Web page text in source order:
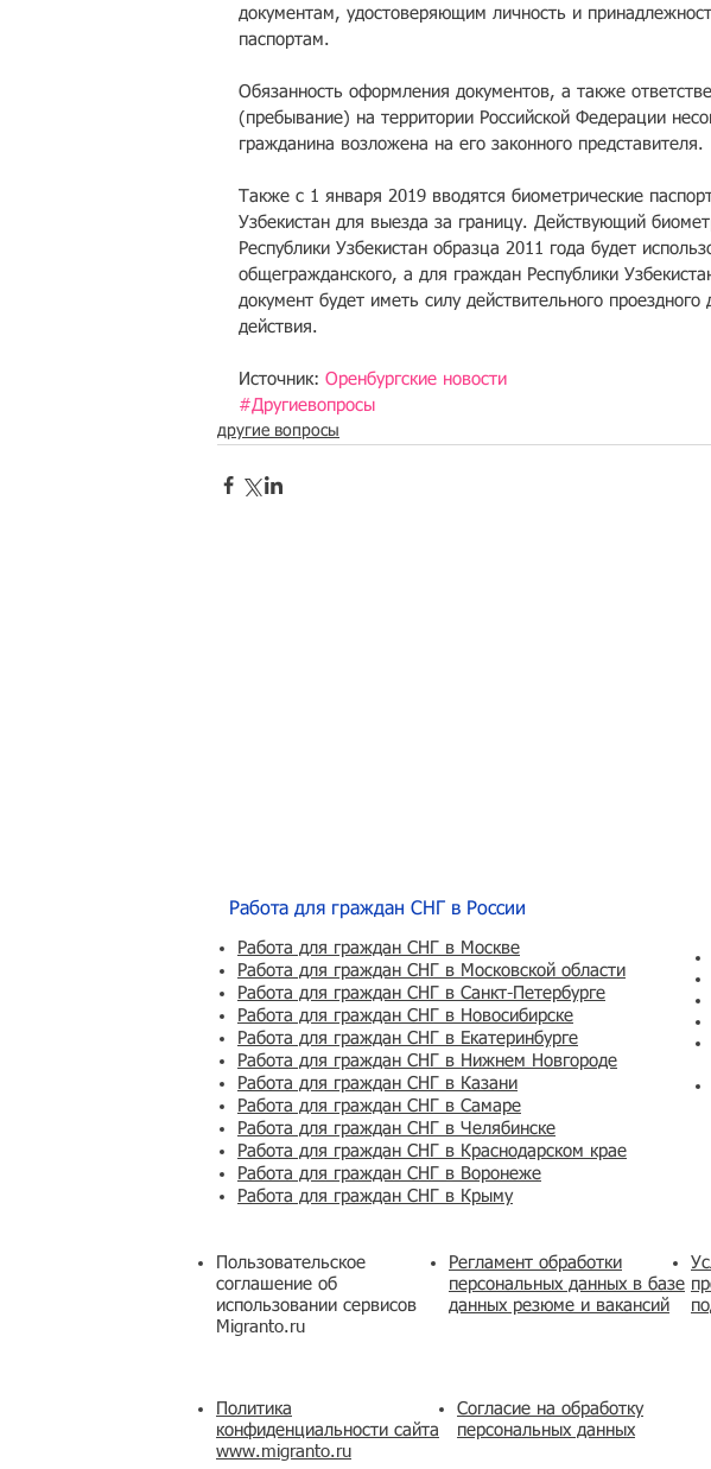
документам, удостоверяющим личность и
паспортам.
Обязанность оформления документов, а также
(пребывание) на территории Российской Федерации
гражданина возложена на его законного представителя.
Также с 1 января 2019 вводятся биометрические
Узбекистан для выезда за границу. Действующий
Республики Узбекистан образца 2011 года будет
общегражданского, а для граждан Республики
документ будет иметь силу действительного
действия.
Источник: Оренбургские новости
#Другиевопросы
другие вопросы
Работа для граждан СНГ в России
Работа для граждан СНГ в Москве
Работа для граждан СНГ в Московской области
Работа для граждан СНГ в Санкт-Петербурге
Работа для граждан СНГ в Новосибирске
Работа для граждан СНГ в Екатеринбурге
Работа для граждан СНГ в Нижнем Новгороде
Работа для граждан СНГ в Казани
Работа для граждан СНГ в Самаре
Работа для граждан СНГ в Челябинске
Работа для граждан СНГ в Краснодарском крае
Работа для граждан СНГ в Воронеже
Работа для граждан СНГ в Крыму
Пользовательское
соглашение об
использовании сервисов
Migranto.ru
Регламент обработки
персональных данных в базе
данных резюме и вакансий
Политика
конфиденциальности сайта
www.migranto.ru
Согласие на обработку
персональных данных